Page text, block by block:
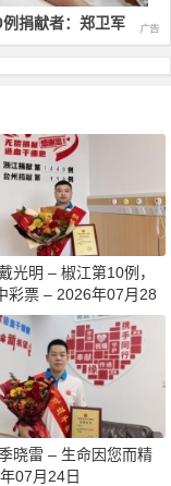
军 第200例
光明 – 椒江第10例，
彩票 – 2026年07月28
晓雷 – 生命因您而精
07月24日